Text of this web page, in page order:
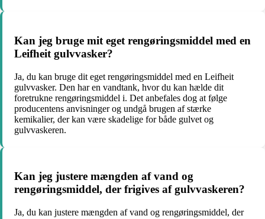
Kan jeg bruge mit eget rengøringsmiddel med en
Leifheit gulvvasker?
Ja, du kan bruge dit eget rengøringsmiddel med en Leifheit
gulvvasker. Den har en vandtank, hvor du kan hælde dit
foretrukne rengøringsmiddel i. Det anbefales dog at følge
producentens anvisninger og undgå brugen af stærke
kemikalier, der kan være skadelige for både gulvet og
gulvvaskeren.
Kan jeg justere mængden af vand og
rengøringsmiddel, der frigives af gulvvaskeren?
Ja, du kan justere mængden af vand og rengøringsmiddel, der